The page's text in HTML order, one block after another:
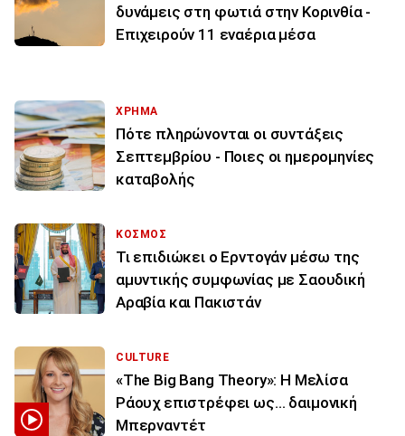
δυνάμεις στη φωτιά στην Κορινθία -
Επιχειρούν 11 εναέρια μέσα
ΧΡΗΜΑ
Πότε πληρώνονται οι συντάξεις
Σεπτεμβρίου - Ποιες οι ημερομηνίες
καταβολής
ΚΟΣΜΟΣ
Τι επιδιώκει ο Ερντογάν μέσω της
αμυντικής συμφωνίας με Σαουδική
Αραβία και Πακιστάν
CULTURE
«The Big Bang Theory»: Η Μελίσα
Ράουχ επιστρέφει ως… δαιμονική
Μπερναντέτ